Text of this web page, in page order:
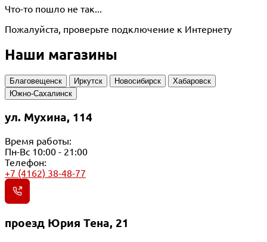
Что-то пошло не так...
Пожалуйста, проверьте подключение к Интернету
Наши магазины
Благовещенск Иркутск Новосибирск
Хабаровск
Южно-Сахалинск
ул. Мухина, 114
Время работы:
Пн-Вс 10:00 - 21:00
Телефон:
+7 (4162) 38-48-77
проезд Юрия Тена, 21